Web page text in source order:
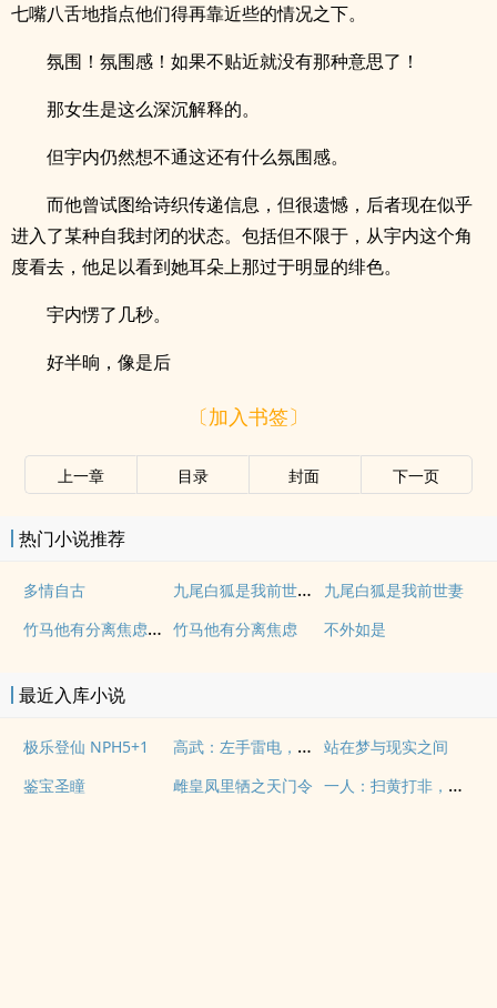
七嘴八舌地指点他们得再靠近些的情况之下。
氛围！氛围感！如果不贴近就没有那种意思了！
那女生是这么深沉解释的。
但宇内仍然想不通这还有什么氛围感。
而他曾试图给诗织传递信息，但很遗憾，后者现在似乎
进入了某种自我封闭的状态。包括但不限于，从宇内这个角
度看去，他足以看到她耳朵上那过于明显的绯色。
宇内愣了几秒。
好半晌，像是后
〔加入书签〕
上一章 目录 封面 下一页
热门小说推荐
多情自古 九尾白狐是我前世妻（futa 百合） 九尾白狐是我前世妻
竹马他有分离焦虑（1v1） 竹马他有分离焦虑 不外如是
最近入库小说
极乐登仙 NPH5+1 高武：左手雷电，右手空间！
站在梦与现实之间
鉴宝圣瞳
雌皇凤里牺之天门令 一人：扫黄打非，开局抓捕张灵玉